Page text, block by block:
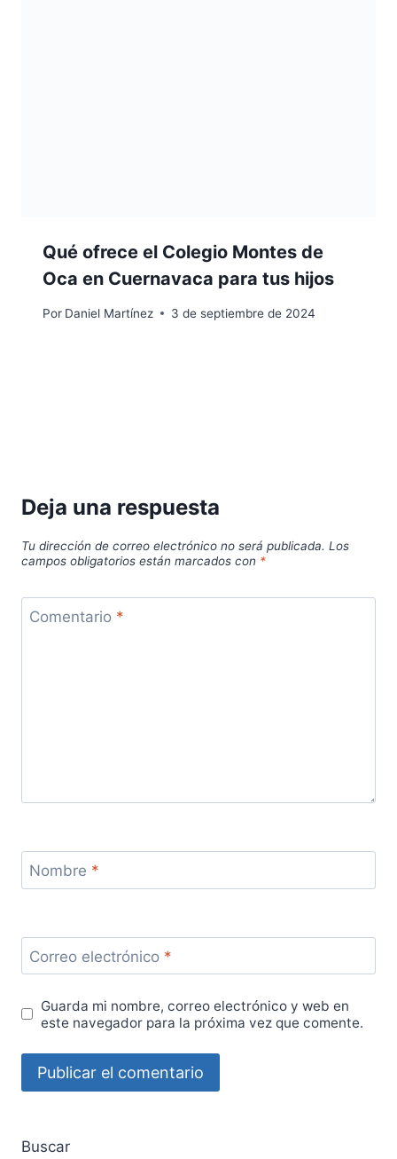
Qué ofrece el Colegio Montes de
Oca en Cuernavaca para tus hijos
Por Daniel Martínez 3 de septiembre de 2024
Deja una respuesta
Tu dirección de correo electrónico no será publicada. Los
campos obligatorios están marcados con *
Comentario *
Nombre *
Correo electrónico *
Guarda mi nombre, correo electrónico y web en
este navegador para la próxima vez que comente.
Buscar